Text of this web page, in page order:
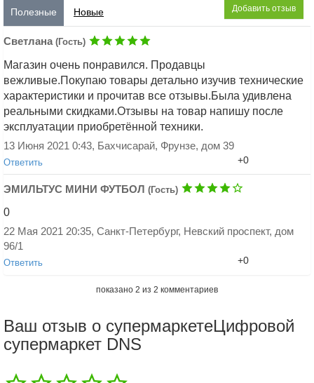
Добавить отзыв
Полезные Новые
Светлана (Гость)
Магазин очень понравился. Продавцы
вежливые.Покупаю товары детально изучив технические
характеристики и прочитав все отзывы.Была удивлена
реальными скидками.Отзывы на товар напишу после
эксплуатации приобретённой техники.
13 Июня 2021 0:43, Бахчисарай, Фрунзе, дом 39
Ответить +0
ЭМИЛЬТУС МИНИ ФУТБОЛ (Гость)
0
22 Мая 2021 20:35, Санкт-Петербург, Невский проспект, дом
96/1
Ответить +0
Добавить ответ
показано 2 из 2 комментариев
Ваш отзыв о супермаркетеЦифровой
супермаркет DNS